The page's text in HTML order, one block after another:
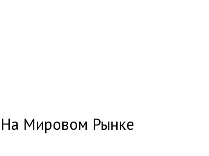
На Мировом Рынке